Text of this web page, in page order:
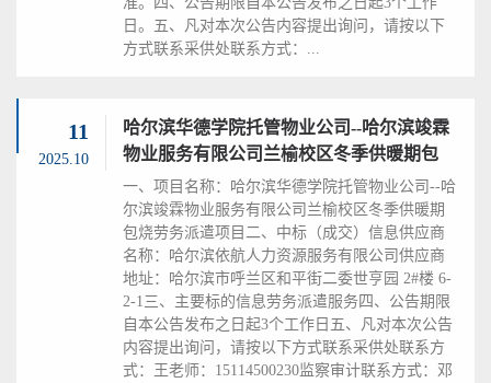
日。五、凡对本次公告内容提出询问，请按以下
方式联系采供处联系方式：...
11
2025.10
哈尔滨华德学院托管物业公司--哈尔滨竣霖
物业服务有限公司兰榆校区冬季供暖期包
一、项目名称：哈尔滨华德学院托管物业公司--哈
尔滨竣霖物业服务有限公司兰榆校区冬季供暖期
包烧劳务派遣项目二、中标（成交）信息供应商
名称：哈尔滨依航人力资源服务有限公司供应商
地址：哈尔滨市呼兰区和平街二委世亨园 2#楼 6-
2-1三、主要标的信息劳务派遣服务四、公告期限
自本公告发布之日起3个工作日五、凡对本次公告
内容提出询问，请按以下方式联系采供处联系方
式：王老师：15114500230监察审计联系方式：邓